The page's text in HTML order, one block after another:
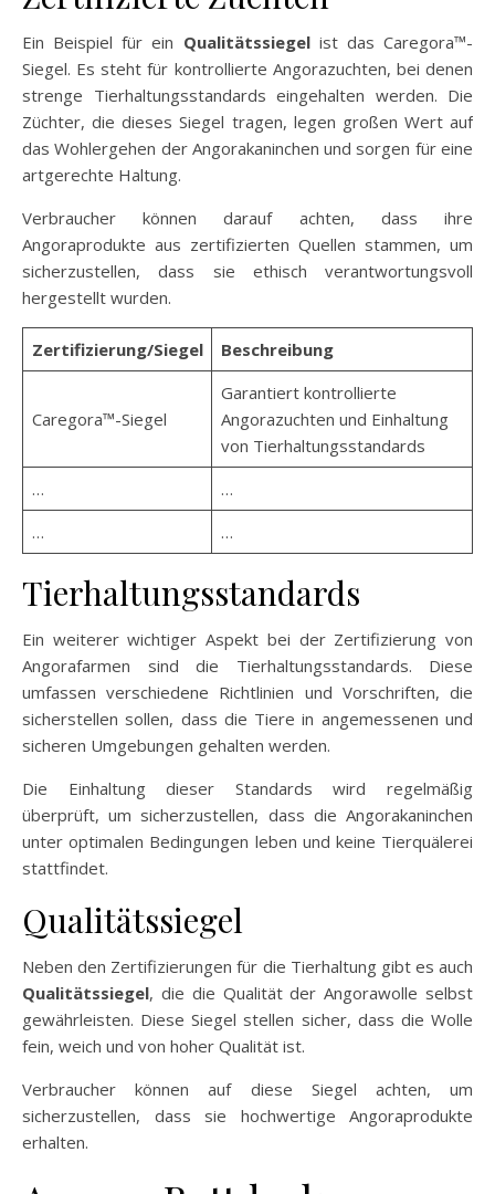
Ein Beispiel für ein Qualitätssiegelist das Caregora™-
Siegel. Es steht für kontrollierte Angorazuchten, bei denen
strenge Tierhaltungsstandards eingehalten werden. Die
Züchter, die dieses Siegel tragen, legen großen Wert auf
das Wohlergehen der Angorakaninchen und sorgen für eine
artgerechte Haltung.
Verbraucher können darauf achten, dass ihre
Angoraprodukte aus zertifizierten Quellen stammen, um
sicherzustellen, dass sie ethisch verantwortungsvoll
hergestellt wurden.
Zertifizierung/Siegel Beschreibung
Caregora™-Siegel
Garantiert kontrollierte
Angorazuchten und Einhaltung
von Tierhaltungsstandards
…
…
…
…
Tierhaltungsstandards
Ein weiterer wichtiger Aspekt bei der Zertifizierung von
Angorafarmen sind die Tierhaltungsstandards. Diese
umfassen verschiedene Richtlinien und Vorschriften, die
sicherstellen sollen, dass die Tiere in angemessenen und
sicheren Umgebungen gehalten werden.
Die Einhaltung dieser Standards wird regelmäßig
überprüft, um sicherzustellen, dass die Angorakaninchen
unter optimalen Bedingungen leben und keine Tierquälerei
stattfindet.
Qualitätssiegel
Neben den Zertifizierungen für die Tierhaltung gibt es auch
Qualitätssiegel, die die Qualität der Angorawolle selbst
gewährleisten. Diese Siegel stellen sicher, dass die Wolle
fein, weich und von hoher Qualität ist.
Verbraucher können auf diese Siegel achten, um
sicherzustellen, dass sie hochwertige Angoraprodukte
erhalten.